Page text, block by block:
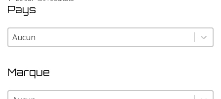
Pays
Pays
Pays
Marque
Marque
Marque